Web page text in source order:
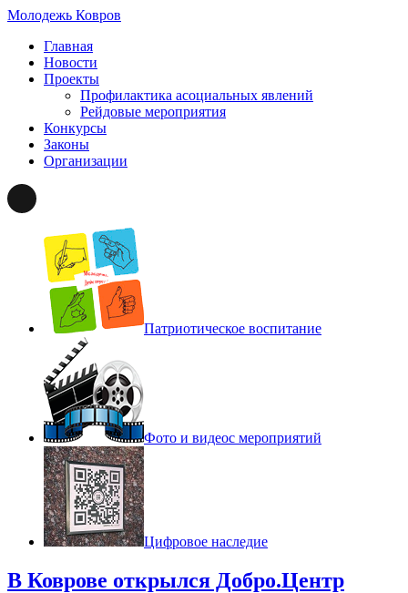
Молодежь Ковров
Главная
Новости
Проекты
Профилактика асоциальных явлений
Рейдовые мероприятия
Конкурсы
Законы
Организации
Патриотическое воспитание
Фото и видеос мероприятий
Цифровое наследие
В Коврове открылся Добро.Центр